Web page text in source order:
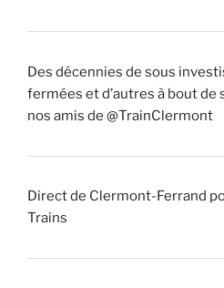
Des décennies de sous
fermées et d’autres à bout de
nos amis de @TrainClermont
Direct de Clermont-Ferrand
Trains